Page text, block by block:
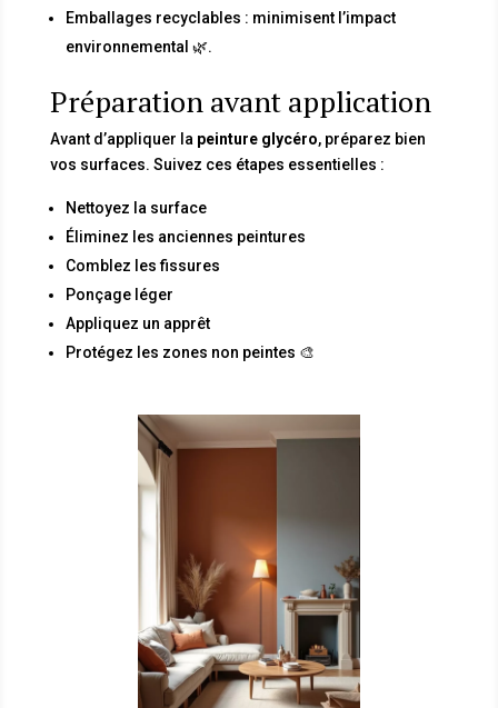
Emballages recyclables : minimisent l’impact
environnemental 🌿.
Préparation avant application
Avant d’appliquer la peinture glycéro, préparez bien
vos surfaces. Suivez ces étapes essentielles :
Nettoyez la surface
Éliminez les anciennes peintures
Comblez les fissures
Ponçage léger
Appliquez un apprêt
Protégez les zones non peintes 🎨